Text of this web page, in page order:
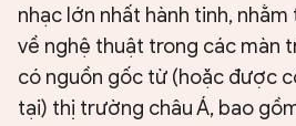
nhạc lớn nhất hành tinh, nhằm
về nghệ thuật trong các màn
có nguồn gốc từ (hoặc được
tại) thị trường châu Á, bao